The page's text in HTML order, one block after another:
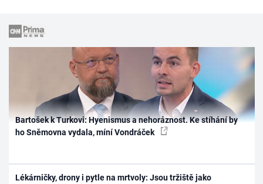
Bartošek k Turkovi: Hyenismus a nehoráznost. Ke stíhání by
ho Sněmovna vydala, míní Vondráček
Lékárničky, drony i pytle na mrtvoly: Jsou tržiště jako